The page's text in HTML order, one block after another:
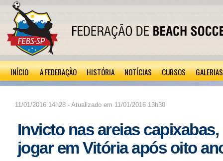
INÍCIO A FEDERAÇÃO HISTÓRIA NOTÍCIAS CURSOS GALERIAS
11/01/2016 14h28 - Atualizado em 11/01/2016 13h30
Invicto nas areias
jogar em Vitória após oito